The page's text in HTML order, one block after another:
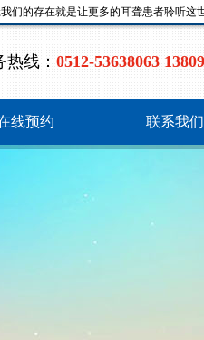
们的存在就是让更多的耳聋患者聆听这
热线： 0512-53638063
线预约 联系我们